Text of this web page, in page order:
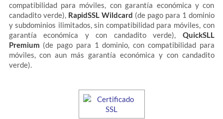
compatibilidad para móviles, con garantía económica y con
candadito verde), RapidSSL Wildcard (de pago para 1 dominio
y subdominios ilimitados, sin compatibilidad para móviles, con
garantía económica y con candadito verde), QuickSLL
Premium (de pago para 1 dominio, con compatibilidad para
móviles, con aun más garantía económica y con candadito
verde).